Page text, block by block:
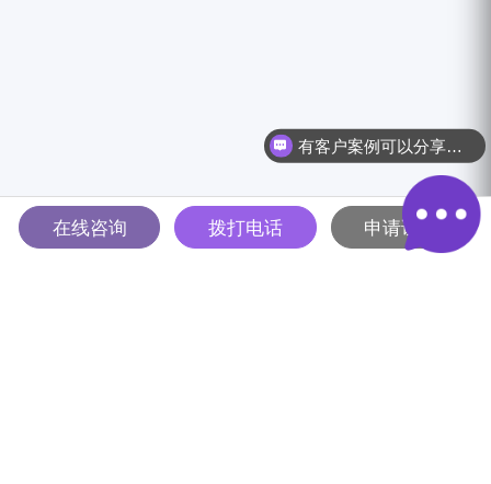
有客户案例可以分享吗？
在线咨询 拨打电话 申请试用